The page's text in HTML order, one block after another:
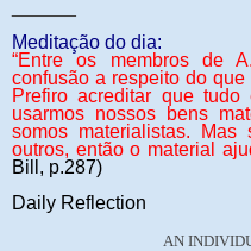
Meditação do dia:
“Entre os membros de
confusão a respeito do
Prefiro acreditar que
usarmos nossos bens
somos materialistas.
outros, então o material
Bill, p.287)
Daily Reflection
AN